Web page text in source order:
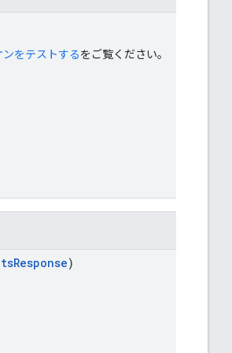
ンをテストするをご覧ください。
)